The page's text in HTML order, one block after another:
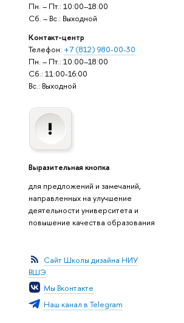
Пн. – Пт.: 10:00–18:00
Сб. – Вс.: Выходной
Контакт-центр
Телефон: +7 (812) 980-00-30
Пн. – Пт.: 10:00–18:00
Сб.: 11:00-16:00
Вс.: Выходной
Выразительная кнопка
для предложений и замечаний,
направленных на улучшение
деятельности университета и
повышение качества образования
Сайт Школы дизайна НИУ
ВШЭ
Мы Вконтакте
Наш канал в Telegram